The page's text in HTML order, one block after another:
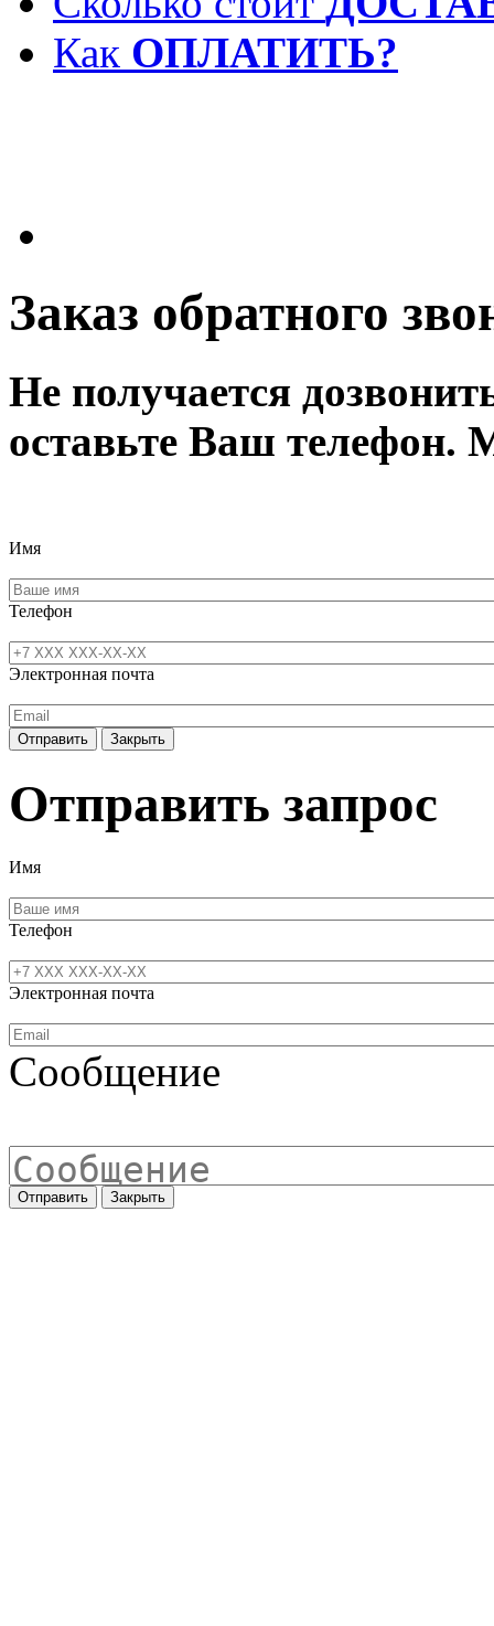
Как ОПЛАТИТЬ?
Заказ обратного
Не получается
оставьте Ваш
Имя
Телефон
Электронная почта
Отправить Закрыть
Отправить запрос
Имя
Телефон
Электронная почта
Сообщение
Отправить Закрыть